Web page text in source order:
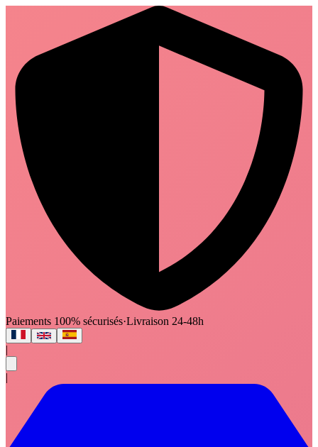
Paiements 100% sécurisés·Livraison 24-48h
|
|